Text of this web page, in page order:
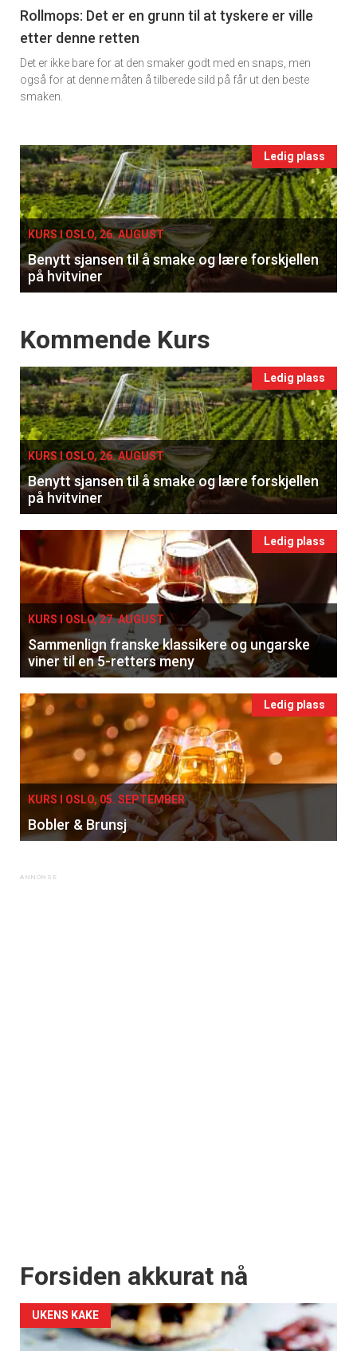
×
Få ukentlige nyhetsbrev fra
Apéritif
Vi tilbyr flere ukentlige nyhetsbrev. Du
kan fritt velge hvilke du ønsker å få
tilsendt.
Registrer deg
11
Ukens
vin
Rollmops: Det er en grunn til at tyskere er ville
etter denne retten
Det er ikke bare for at den smaker godt med en snaps, men
også for at denne måten å tilberede sild på får ut den beste
smaken.
Events
single
Ledig plass
KURS I OSLO, 26. AUGUST
Benytt sjansen til å smake og lære forskjellen
på hvitviner
Events
Kommende Kurs
Ledig plass
KURS I OSLO, 26. AUGUST
Benytt sjansen til å smake og lære forskjellen
på hvitviner
Ledig plass
KURS I OSLO, 27. AUGUST
Sammenlign franske klassikere og ungarske
viner til en 5-retters meny
Ledig plass
KURS I OSLO, 05. SEPTEMBER
Bobler & Brunsj
Forsiden akkurat nå
UKENS KAKE